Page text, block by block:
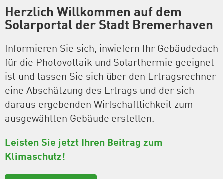
Herzlich Willkommen auf dem
Solarportal der Stadt Bremerhaven
Informieren Sie sich, inwiefern Ihr Gebäudedach
für die Photovoltaik und Solarthermie geeignet
ist und lassen Sie sich über den Ertragsrechner
eine Abschätzung des Ertrags und der sich
daraus ergebenden Wirtschaftlichkeit zum
ausgewählten Gebäude erstellen.
Leisten Sie jetzt Ihren Beitrag zum
Klimaschutz!